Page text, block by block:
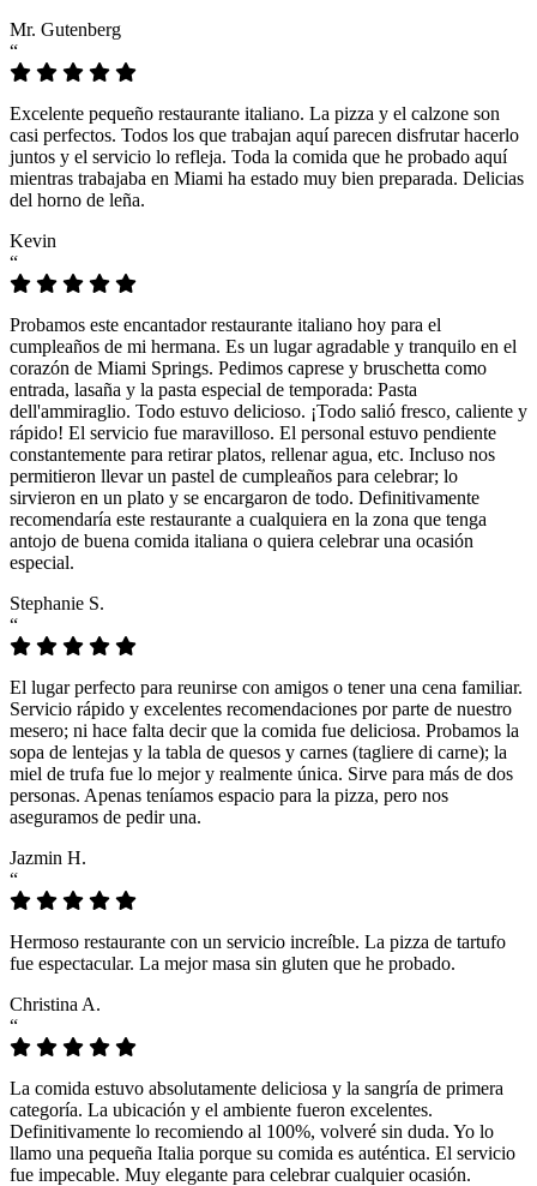
Mr. Gutenberg
“
Excelente pequeño restaurante italiano. La pizza y el calzone son
casi perfectos. Todos los que trabajan aquí parecen disfrutar hacerlo
juntos y el servicio lo refleja. Toda la comida que he probado aquí
mientras trabajaba en Miami ha estado muy bien preparada. Delicias
del horno de leña.
Kevin
“
Probamos este encantador restaurante italiano hoy para el
cumpleaños de mi hermana. Es un lugar agradable y tranquilo en el
corazón de Miami Springs. Pedimos caprese y bruschetta como
entrada, lasaña y la pasta especial de temporada: Pasta
dell'ammiraglio. Todo estuvo delicioso. ¡Todo salió fresco, caliente y
rápido! El servicio fue maravilloso. El personal estuvo pendiente
constantemente para retirar platos, rellenar agua, etc. Incluso nos
permitieron llevar un pastel de cumpleaños para celebrar; lo
sirvieron en un plato y se encargaron de todo. Definitivamente
recomendaría este restaurante a cualquiera en la zona que tenga
antojo de buena comida italiana o quiera celebrar una ocasión
especial.
Stephanie S.
“
El lugar perfecto para reunirse con amigos o tener una cena familiar.
Servicio rápido y excelentes recomendaciones por parte de nuestro
mesero; ni hace falta decir que la comida fue deliciosa. Probamos la
sopa de lentejas y la tabla de quesos y carnes (tagliere di carne); la
miel de trufa fue lo mejor y realmente única. Sirve para más de dos
personas. Apenas teníamos espacio para la pizza, pero nos
aseguramos de pedir una.
Jazmin H.
“
Hermoso restaurante con un servicio increíble. La pizza de tartufo
fue espectacular. La mejor masa sin gluten que he probado.
Christina A.
“
La comida estuvo absolutamente deliciosa y la sangría de primera
categoría. La ubicación y el ambiente fueron excelentes.
Definitivamente lo recomiendo al 100%, volveré sin duda. Yo lo
llamo una pequeña Italia porque su comida es auténtica. El servicio
fue impecable. Muy elegante para celebrar cualquier ocasión.